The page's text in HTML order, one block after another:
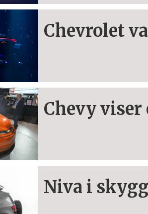
Chevrolet
Chevy
Niva i